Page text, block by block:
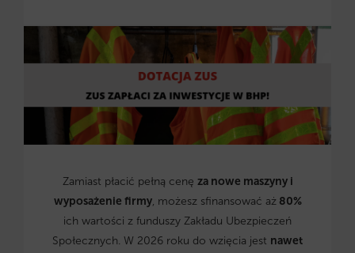
Zamiast płacić pełną cenę za nowe maszyny i
wyposażenie firmy, możesz sfinansować aż80%
ich wartości z funduszy Zakładu Ubezpieczeń
Społecznych. W 2026 roku do wzięcia jest nawet